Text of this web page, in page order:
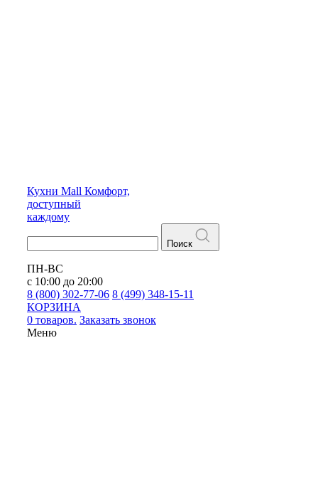
Кухни Mall Комфорт,
доступный
каждому
Поиск
ПН-ВС
с 10:00 до 20:00
8 (800) 302-77-06 8 (499) 348-15-11
КОРЗИНА
0 товаров. Заказать звонок
Меню